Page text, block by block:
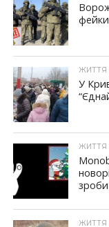
ЖИТТЯ
У
ЖИТТЯ
ЖИТТЯ